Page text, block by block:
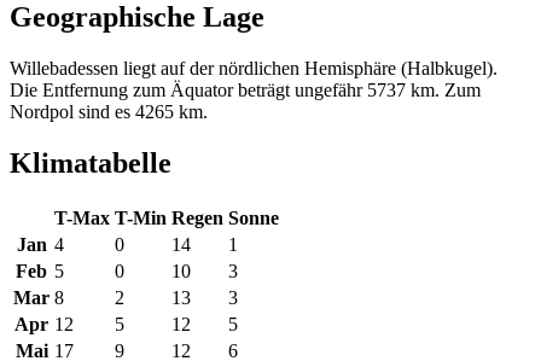
Geographische Lage
Willebadessen liegt auf der nördlichen Hemisphäre (Halbkugel).
Die Entfernung zum Äquator beträgt ungefähr 5737 km. Zum
Nordpol sind es 4265 km.
Klimatabelle
T-Max T-Min Regen Sonne
Jan 4 0 14
1
Feb 5 0 10
3
Mar 8 2 13
3
Apr 12 5 12
5
Mai 17 9 12 6